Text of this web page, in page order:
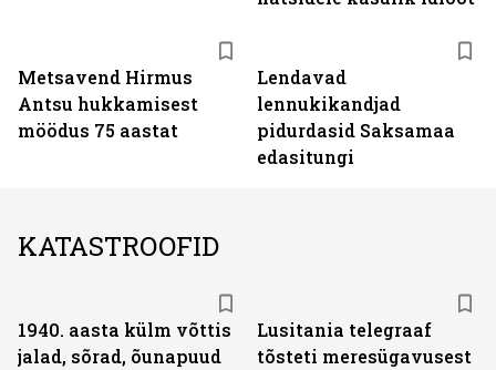
Metsavend Hirmus
Antsu hukkamisest
möödus 75 aastat
Lendavad
lennukikandjad
pidurdasid Saksamaa
edasitungi
KATASTROOFID
1940. aasta külm võttis
jalad, sõrad, õunapuud
Lusitania telegraaf
tõsteti meresügavusest